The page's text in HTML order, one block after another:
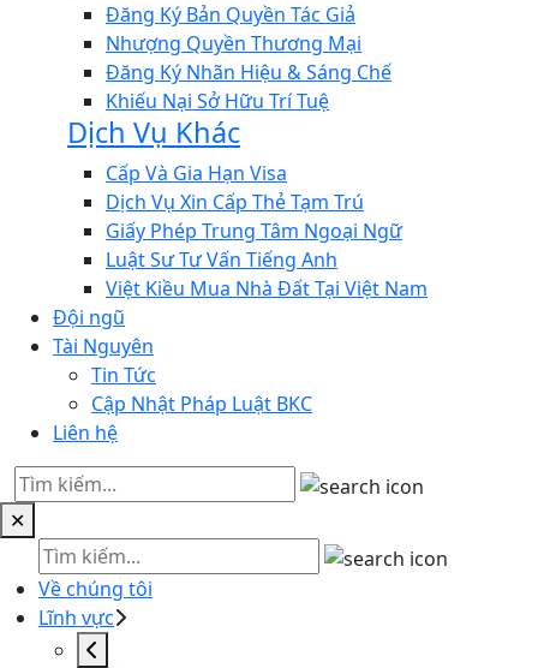
Đăng Ký Bản Quyền Tác Giả
Nhượng Quyền Thương Mại
Đăng Ký Nhãn Hiệu & Sáng Chế
Khiếu Nại Sở Hữu Trí Tuệ
Dịch Vụ Khác
Cấp Và Gia Hạn Visa
Dịch Vụ Xin Cấp Thẻ Tạm Trú
Giấy Phép Trung Tâm Ngoại Ngữ
Luật Sư Tư Vấn Tiếng Anh
Việt Kiều Mua Nhà Đất Tại Việt Nam
Đội ngũ
Tài Nguyên
Tin Tức
Cập Nhật Pháp Luật BKC
Liên hệ
✕
Về chúng tôi
Lĩnh vực